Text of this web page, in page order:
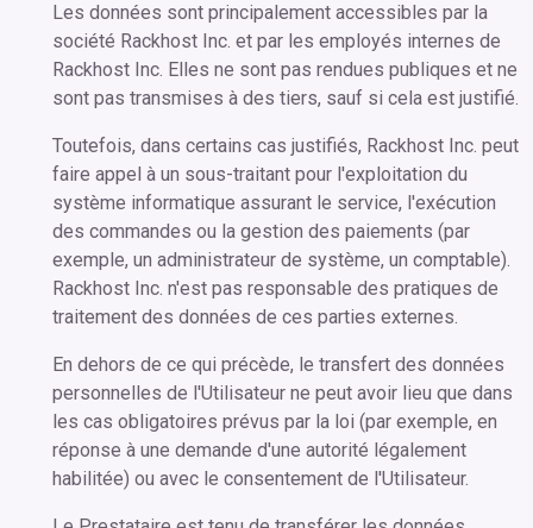
Les données sont principalement accessibles par la
société Rackhost Inc. et par les employés internes de
Rackhost Inc. Elles ne sont pas rendues publiques et ne
sont pas transmises à des tiers, sauf si cela est justifié.
Toutefois, dans certains cas justifiés, Rackhost Inc. peut
faire appel à un sous-traitant pour l'exploitation du
système informatique assurant le service, l'exécution
des commandes ou la gestion des paiements (par
exemple, un administrateur de système, un comptable).
Rackhost Inc. n'est pas responsable des pratiques de
traitement des données de ces parties externes.
En dehors de ce qui précède, le transfert des données
personnelles de l'Utilisateur ne peut avoir lieu que dans
les cas obligatoires prévus par la loi (par exemple, en
réponse à une demande d'une autorité légalement
habilitée) ou avec le consentement de l'Utilisateur.